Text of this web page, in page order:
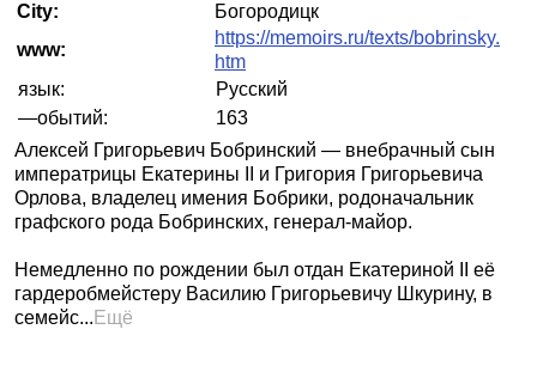
City:
Богородицк
www:
https://memoirs.ru/texts/bobrinsky.
htm
язык:
Русский
—обытий:
163
Алексей Григорьевич Бобринский — внебрачный сын
императрицы Екатерины II и Григория Григорьевича
Орлова, владелец имения Бобрики, родоначальник
графского рода Бобринских, генерал-майор.
Немедленно по рождении был отдан Екатериной II её
гардеробмейстеру Василию Григорьевичу Шкурину, в
семейс... Ещё